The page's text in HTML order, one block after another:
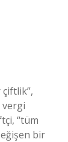
“tüm
bir